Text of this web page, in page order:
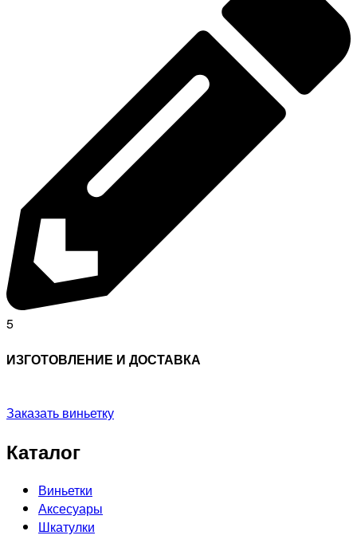
5
ИЗГОТОВЛЕНИЕ И ДОСТАВКА
Заказать виньетку
Каталог
Виньетки
Аксесуары
Шкатулки